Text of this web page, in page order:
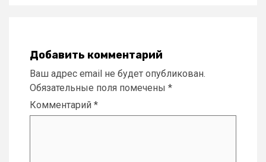
Добавить комментарий
Ваш адрес email не будет опубликован.
Обязательные поля помечены *
Комментарий *